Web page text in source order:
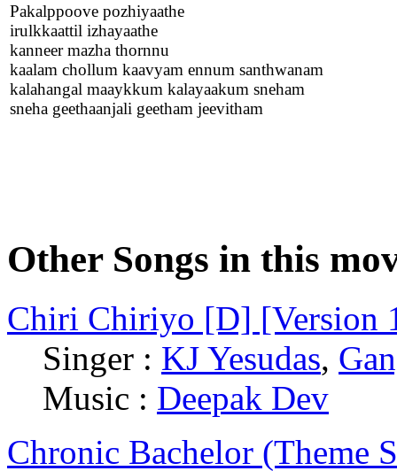
Pakalppoove pozhiyaathe
irulkkaattil izhayaathe
kanneer mazha thornnu
kaalam chollum kaavyam ennum santhwanam
kalahangal maaykkum kalayaakum sneham
sneha geethaanjali geetham jeevitham
Other Songs in this
Chiri Chiriyo [D] [Version
Singer : KJ Yesudas,
Music : Deepak Dev
Chronic Bachelor (Theme